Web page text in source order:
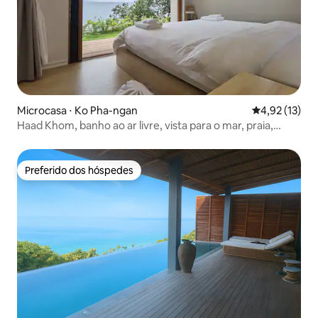
Microcasa ⋅ Ko Pha-ngan 4,92 de uma
4,92 (13)
Haad Khom, banho ao ar livre, vista para o mar, praia,
Preferido dos hóspedes
Preferido dos hóspedes